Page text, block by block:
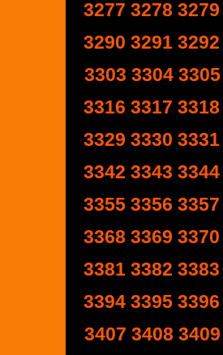
3277 3278 3279
3290 3291 3292
3303 3304 3305
3316 3317 3318
3329 3330 3331
3342 3343 3344
3355 3356 3357
3368 3369 3370
3381 3382 3383
3394 3395 3396
3407 3408 3409